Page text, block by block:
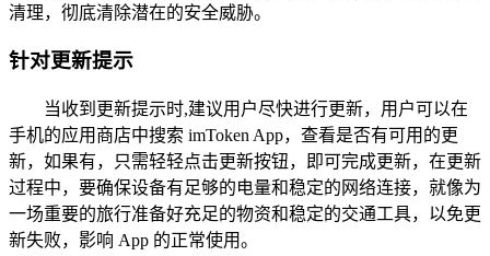
清理，彻底清除潜在的安全威胁。
针对更新提示
当收到更新提示时,建议用户尽快进行更新，用户可以在
手机的应用商店中搜索 imToken App，查看是否有可用的更
新，如果有，只需轻轻点击更新按钮，即可完成更新，在更新
过程中，要确保设备有足够的电量和稳定的网络连接，就像为
一场重要的旅行准备好充足的物资和稳定的交通工具，以免更
新失败，影响 App 的正常使用。